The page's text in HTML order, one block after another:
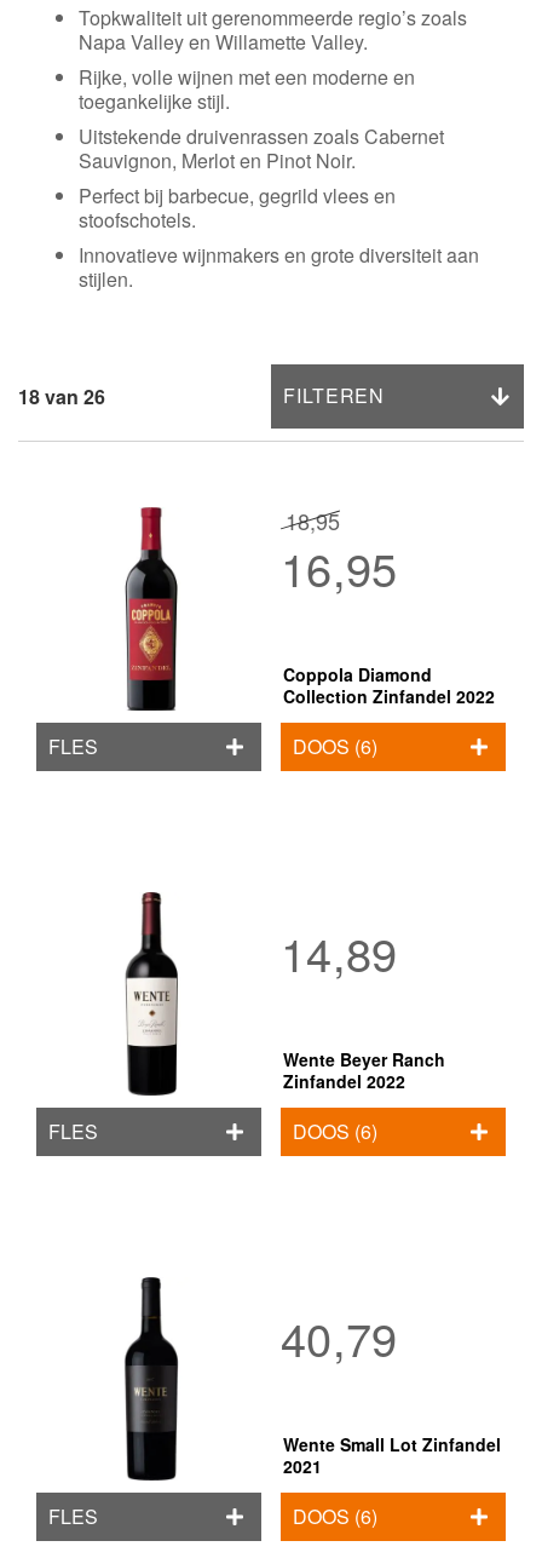
Topkwaliteit uit gerenommeerde regio’s zoals
Napa Valley en Willamette Valley.
Rijke, volle wijnen met een moderne en
toegankelijke stijl.
Uitstekende druivenrassen zoals Cabernet
Sauvignon, Merlot en Pinot Noir.
Perfect bij barbecue, gegrild vlees en
stoofschotels.
Innovatieve wijnmakers en grote diversiteit aan
stijlen.
FILTEREN
18van 26
Coppola Diamond
Collection Zinfandel 2022
16,95
18,95
FLES DOOS (6)
Wente Beyer Ranch
Zinfandel 2022
14,89
FLES DOOS (6)
Wente Small Lot Zinfandel
2021
40,79
FLES DOOS (6)